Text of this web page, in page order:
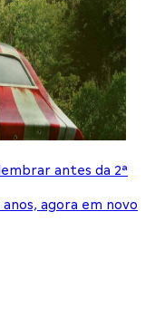
antes da 2ª
agora em novo